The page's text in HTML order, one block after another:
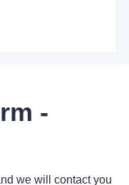
-
we will contact you